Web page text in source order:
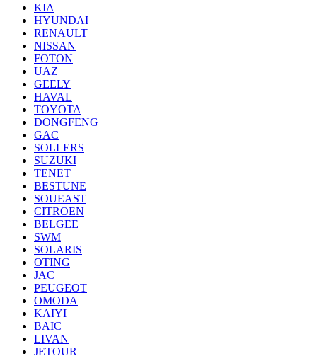
KIA
HYUNDAI
RENAULT
NISSAN
FOTON
UAZ
GEELY
HAVAL
TOYOTA
DONGFENG
GAC
SOLLERS
SUZUKI
TENET
BESTUNE
SOUEAST
CITROEN
BELGEE
SWM
SOLARIS
OTING
JAC
PEUGEOT
OMODA
KAIYI
BAIC
LIVAN
JETOUR